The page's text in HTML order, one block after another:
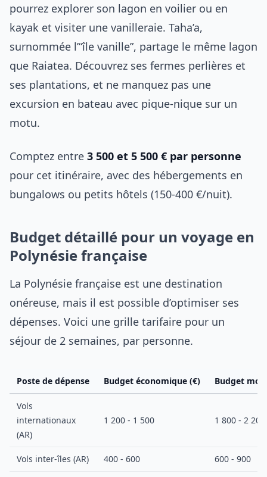
pourrez explorer son lagon en voilier ou en
kayak et visiter une vanilleraie. Taha’a,
surnommée l’“île vanille”, partage le même lagon
que Raiatea. Découvrez ses fermes perlières et
ses plantations, et ne manquez pas une
excursion en bateau avec pique-nique sur un
motu.
Comptez entre 3 500 et 5 500 € par personne
pour cet itinéraire, avec des hébergements en
bungalows ou petits hôtels (150-400 €/nuit).
Budget détaillé pour un voyage en
Polynésie française
La Polynésie française est une destination
onéreuse, mais il est possible d’optimiser ses
dépenses. Voici une grille tarifaire pour un
séjour de 2 semaines, par personne.
Poste de dépense Budget économique (€) Budget
Vols
internationaux
(AR)
1 200 - 1 500 1 800 - 2 200
Vols inter-îles (AR) 400 - 600 600 - 900